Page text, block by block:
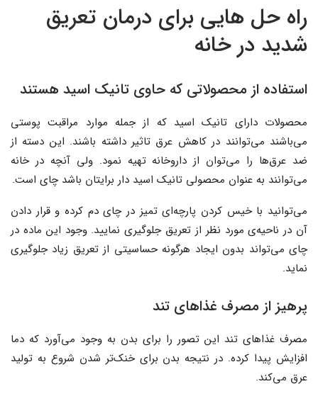
راه حل هایی برای درمان تعریق
شدید در خانه
استفاده از محصولاتی که حاوی تانیک اسید هستند
محصولات دارای تانیک اسید که از جمله موارد مراقبت پوستی
می‌باشند می‌توانند در کاهش عرق تاثیر داشته باشند. این دسته از
ضد عرق‌ها را می‌توان از داروخانه تهیه نمود. ولی آنچه در خانه
می‌توانند به عنوان محصولی تانیک اسید دار برایتان باشد چای است.
می‌توانید با خیس کردن پارچه‌ای تمیز در چای دم کرده و قرار دادن
آن در ناحیه‌ی مورد نظر از تعریق جلوگیری نمایید. وجود این ماده در
چای می‌تواند بدون ایجاد هرگونه حساسیتی از تعریق زیاد جلوگیری
نماید.
پرهیز از مصرف غذاهای تند
مصرف غذاهای تند این تصور را برای بدن به وجود می‌آورد که دما
افزایش پیدا کرده. در نتیجه بدن برای خنک‌تر شدن شروع به تولید
عرق می‌کند.